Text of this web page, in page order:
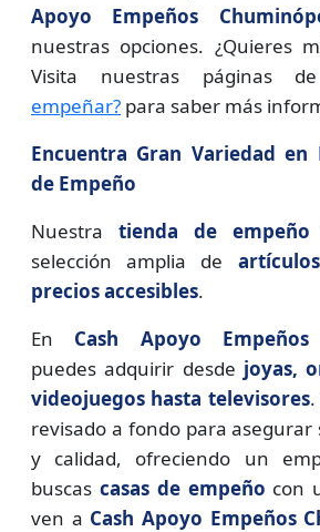
Apoyo Empeños
nuestras opciones. ¿Quieres
Visita nuestras páginas
empeñar? para saber más
Encuentra Gran Variedad en
de Empeño
Nuestra tienda de empeño
selección amplia de
precios accesibles.
En Cash Apoyo Empeños
puedes adquirir desde joyas,
videojuegos hasta televisores.
revisado a fondo para
y calidad, ofreciendo un
buscas casas de empeño con
ven a Cash Apoyo Empeños